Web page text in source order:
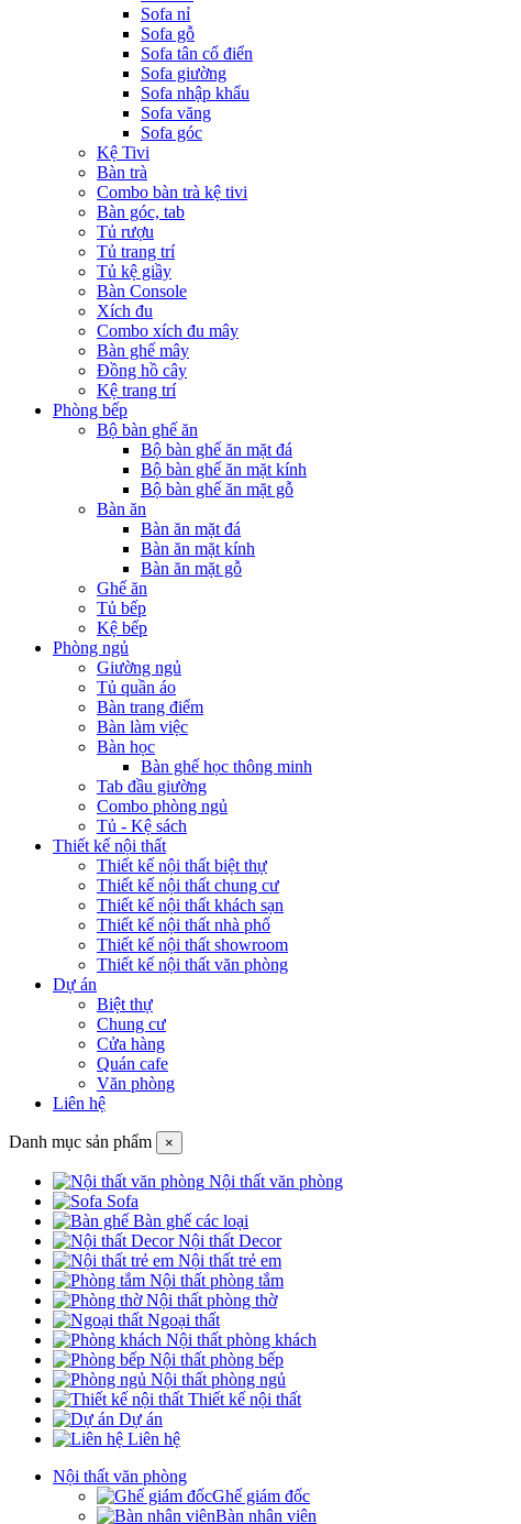
Sofa nỉ
Sofa gỗ
Sofa tân cổ điển
Sofa giường
Sofa nhập khẩu
Sofa văng
Sofa góc
Kệ Tivi
Bàn trà
Combo bàn trà kệ tivi
Bàn góc, tab
Tủ rượu
Tủ trang trí
Tủ kệ giầy
Bàn Console
Xích đu
Combo xích đu mây
Bàn ghế mây
Đồng hồ cây
Kệ trang trí
Phòng bếp
Bộ bàn ghế ăn
Bộ bàn ghế ăn mặt đá
Bộ bàn ghế ăn mặt kính
Bộ bàn ghế ăn mặt gỗ
Bàn ăn
Bàn ăn mặt đá
Bàn ăn mặt kính
Bàn ăn mặt gỗ
Ghế ăn
Tủ bếp
Kệ bếp
Phòng ngủ
Giường ngủ
Tủ quần áo
Bàn trang điểm
Bàn làm việc
Bàn học
Bàn ghế học thông minh
Tab đầu giường
Combo phòng ngủ
Tủ - Kệ sách
Thiết kế nội thất
Thiết kế nội thất biệt thự
Thiết kế nội thất chung cư
Thiết kế nội thất khách sạn
Thiết kế nội thất nhà phố
Thiết kế nội thất showroom
Thiết kế nội thất văn phòng
Dự án
Biệt thự
Chung cư
Cửa hàng
Quán cafe
Văn phòng
Liên hệ
Danh mục sản phẩm ×
Nội thất văn phòng
Sofa
Bàn ghế các loại
Nội thất Decor
Nội thất trẻ em
Nội thất phòng tắm
Nội thất phòng thờ
Ngoại thất
Nội thất phòng khách
Nội thất phòng bếp
Nội thất phòng ngủ
Thiết kế nội thất
Dự án
Liên hệ
Nội thất văn phòng
Ghế giám đốc
Bàn nhân viên